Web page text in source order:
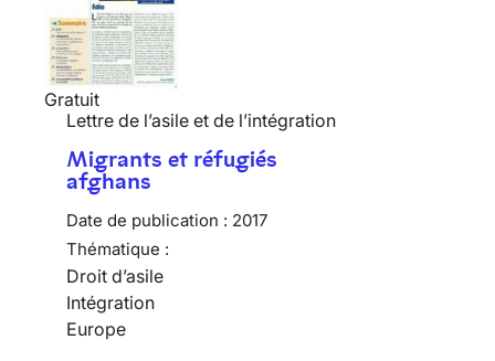
Gratuit
Lettre de l’asile et de l’intégration
Migrants et réfugiés
afghans
Date de publication : 2017
Thématique :
Droit d’asile
Intégration
Europe